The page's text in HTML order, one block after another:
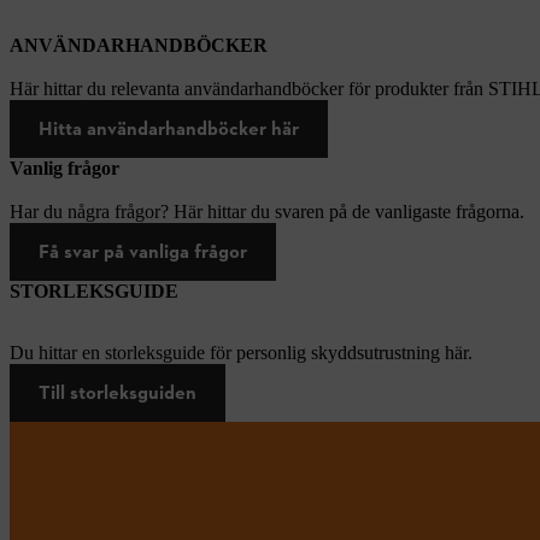
ANVÄNDARHANDBÖCKER
Här hittar du relevanta användarhandböcker för produkter från
Hitta användarhandböcker här
Vanlig frågor
Har du några frågor? Här hittar du svaren på de vanligaste frågorna.
Få svar på vanliga frågor
STORLEKSGUIDE
Du hittar en storleksguide för personlig skyddsutrustning här.
Till storleksguiden